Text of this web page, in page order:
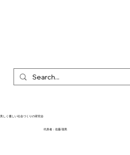
代表者：佐藤 瑠美
美しく優しい社会づくりの研究会